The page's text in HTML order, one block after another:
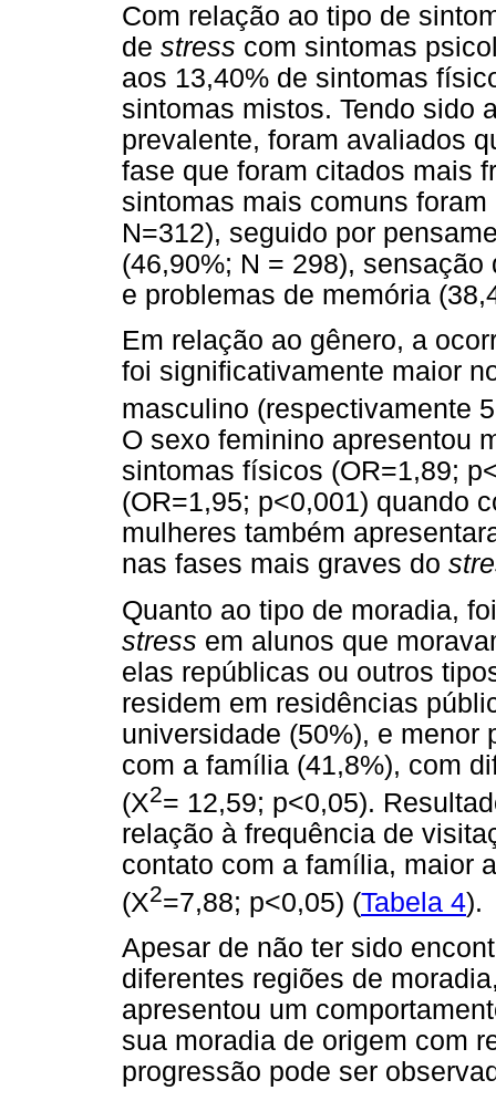
Com relação ao tipo de
de stress com sintomas
aos 13,40% de sintomas
sintomas mistos. Tendo sido
prevalente, foram avaliados
fase que foram citados mais
sintomas mais comuns
N=312), seguido por
(46,90%; N = 298),
e problemas de memória
Em relação ao gênero, a
foi significativamente maior
masculino (respectivamente
O sexo feminino apresentou
sintomas físicos (OR=1,89;
(OR=1,95; p<0,001) quando
mulheres também
nas fases mais graves do
Quanto ao tipo de moradia,
stress em alunos que
elas repúblicas ou outros
residem em residências
universidade (50%), e menor
com a família (41,8%), com
(X2= 12,59; p<0,05).
relação à frequência de
contato com a família, maior
(X2=7,88; p<0,05) (Tabela 4).
Apesar de não ter sido
diferentes regiões de
apresentou um
sua moradia de origem com
progressão pode ser